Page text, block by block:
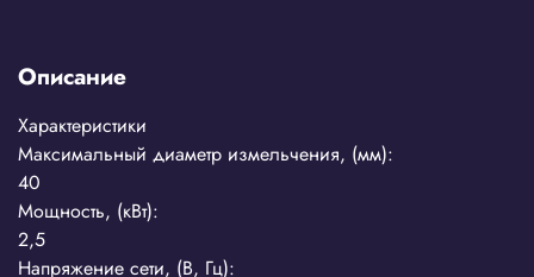
Описание
Характеристики
Максимальный диаметр измельчения, (мм):
40
Мощность, (кВт):
2,5
Напряжение сети, (В, Гц):